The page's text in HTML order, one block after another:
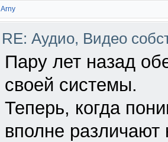
Arny
RE: Аудио, Видео
Пару лет назад
своей системы.
Теперь, когда
вполне различают